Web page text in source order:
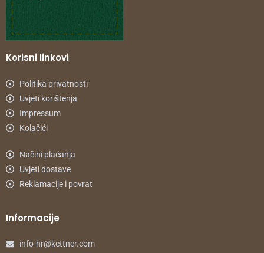
Korisni linkovi
Politika privatnosti
Uvjeti korištenja
Impressum
Kolačići
Načini plaćanja
Uvjeti dostave
Reklamacije i povrat
Informacije
info-hr@kettner.com